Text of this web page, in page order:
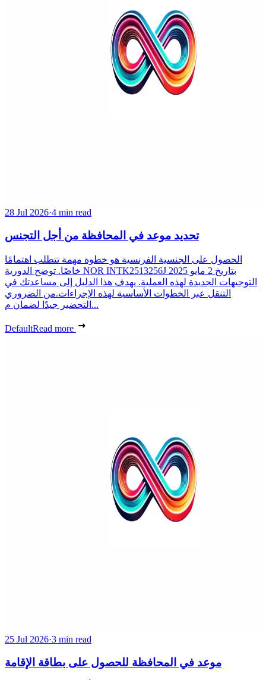
28 Jul 2026·4 min read
تحديد موعد في المحافظة من أجل التجنس
الحصول على الجنسية الفرنسية هو خطوة مهمة تتطلب اهتمامًا
خاصًا. توضح الدورية NOR INTK2513256J بتاريخ 2 مايو 2025
التوجيهات الجديدة لهذه العملية. يهدف هذا الدليل إلى مساعدتك في
التنقل عبر الخطوات الأساسية لهذه الإجراءات.من الضروري
التحضير جيدًا لضمان م...
DefaultRead more
25 Jul 2026·3 min read
موعد في المحافظة للحصول على بطاقة الإقامة